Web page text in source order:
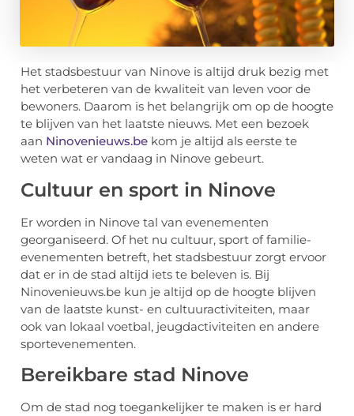
Het stadsbestuur van Ninove is altijd druk bezig met
het verbeteren van de kwaliteit van leven voor de
bewoners. Daarom is het belangrijk om op de hoogte
te blijven van het laatste nieuws. Met een bezoek
aan Ninovenieuws.be kom je altijd als eerste te
weten wat er vandaag in Ninove gebeurt.
Cultuur en sport in Ninove
Er worden in Ninove tal van evenementen
georganiseerd. Of het nu cultuur, sport of familie-
evenementen betreft, het stadsbestuur zorgt ervoor
dat er in de stad altijd iets te beleven is. Bij
Ninovenieuws.be kun je altijd op de hoogte blijven
van de laatste kunst- en cultuuractiviteiten, maar
ook van lokaal voetbal, jeugdactiviteiten en andere
sportevenementen.
Bereikbare stad Ninove
Om de stad nog toegankelijker te maken is er hard